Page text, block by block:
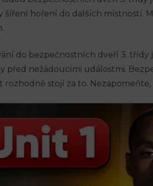
šíření hoření do dalších místností.
do bezpečnostních dveří 3. třídy
před nežádoucími událostmi.
rozhodně stojí za to.